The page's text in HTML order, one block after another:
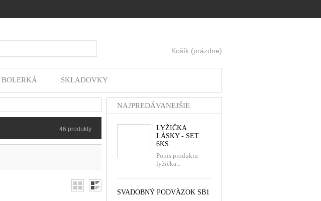
Košík (prázdne)
BOLERKÁ SKLADOVKY
46 produkty
NAJPREDÁVANEJŠIE
LYŽIČKA
LÁSKY - SET
6KS
Popis produktu -
lyžička...
SVADOBNÝ PODVÄZOK SB1